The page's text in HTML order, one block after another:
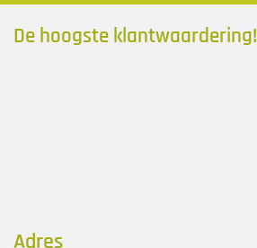
De hoogste klantwaardering!
Adres